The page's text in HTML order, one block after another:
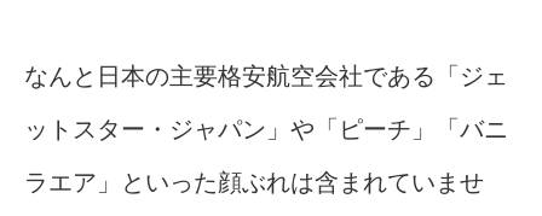
なんと日本の主要格安航空会社である「ジェ
ットスター・ジャパン」や「ピーチ」「バニ
ラエア」といった顔ぶれは含まれていませ